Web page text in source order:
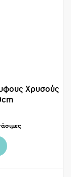
Χρυσούς